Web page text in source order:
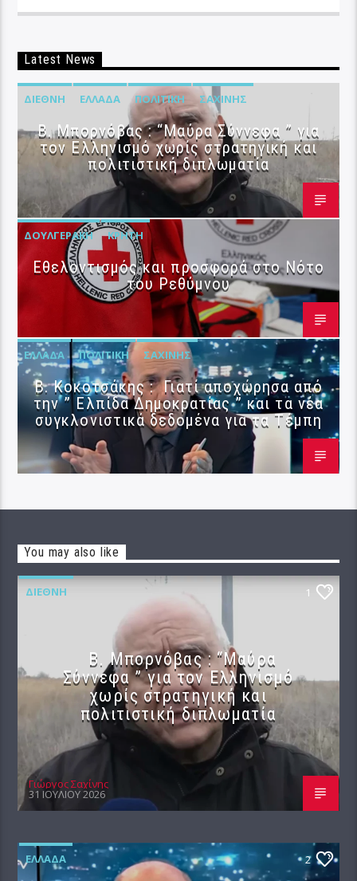
Latest News
ΔΙΕΘΝΉ ΕΛΛΆΔΑ ΠΟΛΙΤΙΚΉ ΣΑΧΊΝΗΣ
B. Μπορνόβας : “Μαύρα Σύννεφα ” για
τον Ελληνισμό χωρίς στρατηγική και
πολιτιστική διπλωματία
ΔΟΥΛΓΕΡΆΚΗ ΚΡΉΤΗ
Εθελοντισμός και προσφορά στο Νότο
του Ρεθύμνου
ΕΛΛΆΔΑ ΠΟΛΙΤΙΚΉ ΣΑΧΊΝΗΣ
Β. Κοκοτσάκης : Γιατί αποχώρησα από
την ” Ελπίδα Δημοκρατίας ” και τα νέα
συγκλονιστικά δεδομένα για τα Τέμπη
You may also like
ΔΙΕΘΝΉ 1
B. Μπορνόβας : “Μαύρα
Σύννεφα ” για τον Ελληνισμό
χωρίς στρατηγική και
πολιτιστική διπλωματία
Γιώργος Σαχίνης
31 ΙΟΥΛΊΟΥ 2026
ΕΛΛΆΔΑ 2